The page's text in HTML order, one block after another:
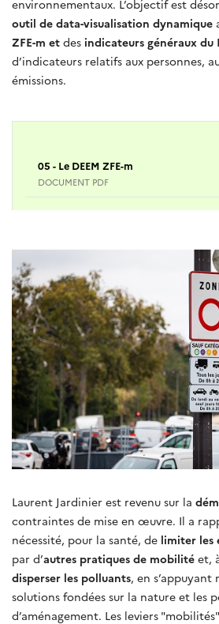
environnementaux. L’objectif est
outil de data-visualisation dynamique
ZFE-m et des indicateurs généraux du
d’indicateurs relatifs aux personnes,
émissions.
05 - Le DEEM ZFE-m
DOCUMENT PDF
Laurent Jardinier est revenu sur la
contraintes de mise en œuvre. Il a
nécessité, pour la santé, de limiter les
par d’autres pratiques de mobilité et,
disperser les polluants, en
solutions fondées sur la nature et les
d’aménagement. Les leviers